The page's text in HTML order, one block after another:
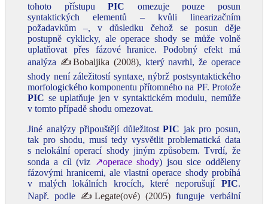
tohoto přístupuPIC omezuje pouze posun
syntaktických elementů – kvůli linearizačním
požadavkům –, v důsledku čehož se posun děje
postupně cyklicky, ale operace shody se může volně
uplatňovat přes fázové hranice. Podobný efekt má
analýza ✍Bobaljika (2008), který navrhl, že operace
shody není záležitostí syntaxe, nýbrž postsyntaktického
morfologického komponentu přítomného na PF. Protože
PIC se uplatňuje jen v syntaktickém modulu, nemůže
v tomto případě shodu omezovat.
Jiné analýzy připouštějí důležitostPIC jak pro posun,
tak pro shodu, musí tedy vysvětlit problematická data
s nelokální operací shody jiným způsobem. Tvrdí, že
sonda a cíl (viz ↗operace shody) jsou sice odděleny
fázovými hranicemi, ale vlastní operace shody probíhá
v malých lokálních krocích, které neporušují PIC.
Např. podle ✍Legate(ové) (2005) funguje verbální